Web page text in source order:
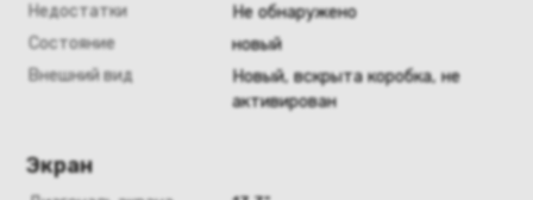
Недостатки
Не обнаружено
Состояние
новый
Внешний вид
Новый, вскрыта коробка, не
активирован
Экран